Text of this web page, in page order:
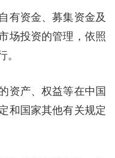
资金、募集资金及
场投资的管理，依照
。
产、权益等在中国
和国家其他有关规定